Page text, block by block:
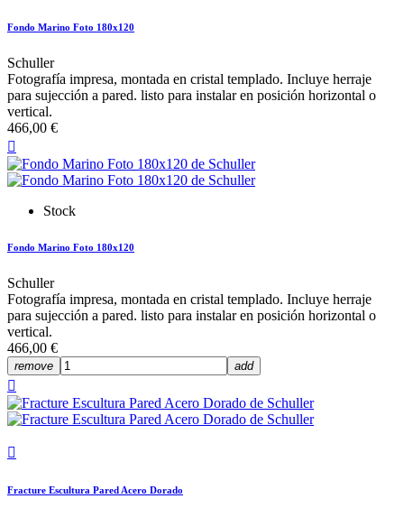
Fondo Marino Foto 180x120
Schuller
Fotografía impresa, montada en cristal templado. Incluye herraje
para sujección a pared. listo para instalar en posición horizontal o
vertical.
466,00 €

Stock
Fondo Marino Foto 180x120
Schuller
Fotografía impresa, montada en cristal templado. Incluye herraje
para sujección a pared. listo para instalar en posición horizontal o
vertical.
466,00 €
remove add


Fracture Escultura Pared Acero Dorado